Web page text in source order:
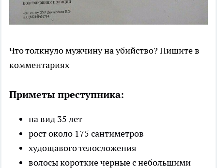
Что толкнуло мужчину на убийство? Пишите в
комментариях
Приметы преступника:
на вид 35 лет
рост около 175 сантиметров
худощавого телосложения
волосы короткие черные с небольшими